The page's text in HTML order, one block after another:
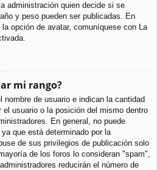
administración quien decide si se
y peso pueden ser publicadas. En
opción de avatar, comuníquese con La
mi rango?
nombre de usuario e indican la cantidad
usuario o la posición del mismo dentro
En general, no puede
que está determinado por la
de sus privilegios de publicación solo
de los foros lo consideran "spam",
reducirán el número de